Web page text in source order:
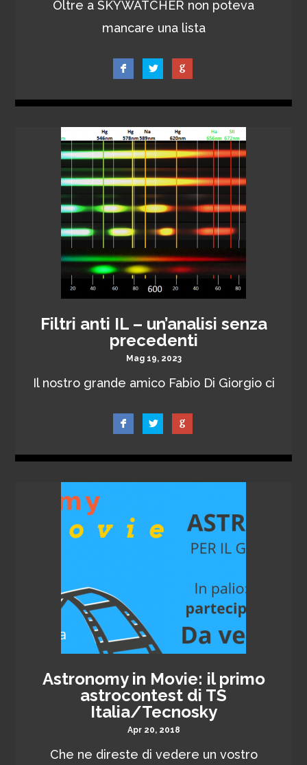
Oltre a SKYWATCHER non poteva
mancare una lista
Filtri anti IL – un’analisi senza
precedenti
Mag 19, 2023
Il nostro grande amico Fabio Di Giorgio ci
Astronomy in Movie: il primo
astrocontest di TS
Italia/Tecnosky
Apr 20, 2018
Che ne direste di vedere un vostro